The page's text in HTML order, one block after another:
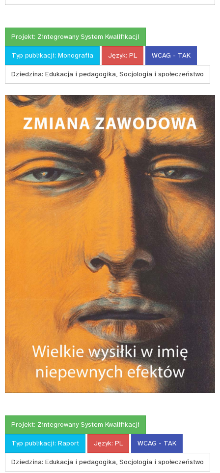
Projekt: Zintegrowany System Kwalifikacji
Typ publikacji: Monografia Język: PL WCAG - TAK
Dziedzina: Edukacja i pedagogika, Socjologia i społeczeństwo
Projekt: Zintegrowany System Kwalifikacji
Typ publikacji: Raport Język: PL WCAG - TAK
Dziedzina: Edukacja i pedagogika, Socjologia i społeczeństwo